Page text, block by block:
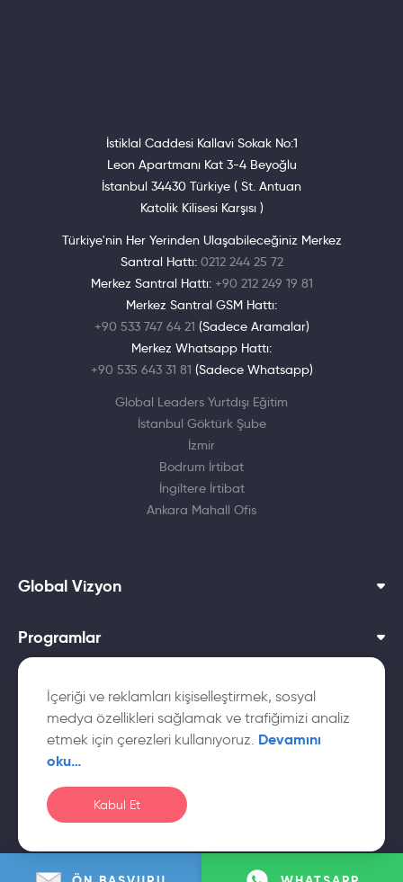
İçeriği ve reklamları kişiselleştirmek, sosyal
medya özellikleri sağlamak ve trafiğimizi analiz
etmek için çerezleri kullanıyoruz. Devamını
oku…
Kabul Et
İstiklal Caddesi Kallavi Sokak No:1
Leon Apartmanı Kat 3-4 Beyoğlu
İstanbul 34430 Türkiye ( St. Antuan
Katolik Kilisesi Karşısı )
Türkiye'nin Her Yerinden Ulaşabileceğiniz Merkez
Santral Hattı: 0212 244 25 72
Merkez Santral Hattı: +90 212 249 19 81
Merkez Santral GSM Hattı:
+90 533 747 64 21 (Sadece Aramalar)
Merkez Whatsapp Hattı:
+90 535 643 31 81 (Sadece Whatsapp)
Global Leaders Yurtdışı Eğitim
İstanbul Göktürk Şube
İzmir
Bodrum İrtibat
İngiltere İrtibat
Ankara Mahall Ofis
Global Vizyon
Programlar
Dil Okulları
Yurtdışı Üniversiteler
© Global
Vizyon